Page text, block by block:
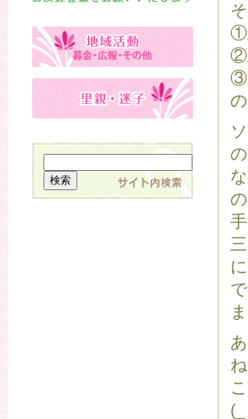
①
②
③
ね
(_